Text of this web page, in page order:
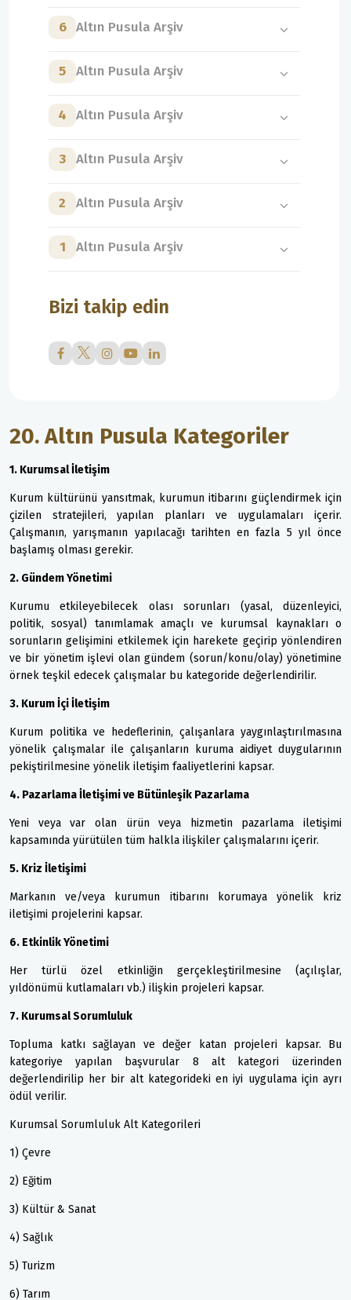
20. Altın Pusula Kategoriler
1. Kurumsal İletişim
Kurum kültürünü yansıtmak, kurumun itibarını güçlendirmek için
çizilen stratejileri, yapılan planları ve uygulamaları içerir.
Çalışmanın, yarışmanın yapılacağı tarihten en fazla 5 yıl önce
başlamış olması gerekir.
2. Gündem Yönetimi
Kurumu etkileyebilecek olası sorunları (yasal, düzenleyici,
politik, sosyal) tanımlamak amaçlı ve kurumsal kaynakları o
sorunların gelişimini etkilemek için harekete geçirip yönlendiren
ve bir yönetim işlevi olan gündem (sorun/konu/olay) yönetimine
örnek teşkil edecek çalışmalar bu kategoride değerlendirilir.
3. Kurum İçi İletişim
Kurum politika ve hedeflerinin, çalışanlara yaygınlaştırılmasına
yönelik çalışmalar ile çalışanların kuruma aidiyet duygularının
pekiştirilmesine yönelik iletişim faaliyetlerini kapsar.
4. Pazarlama İletişimi ve Bütünleşik Pazarlama
Yeni veya var olan ürün veya hizmetin pazarlama iletişimi
kapsamında yürütülen tüm halkla ilişkiler çalışmalarını içerir.
5. Kriz İletişimi
Markanın ve/veya kurumun itibarını korumaya yönelik kriz
iletişimi projelerini kapsar.
6. Etkinlik Yönetimi
Her türlü özel etkinliğin gerçekleştirilmesine (açılışlar,
yıldönümü kutlamaları vb.) ilişkin projeleri kapsar.
7. Kurumsal Sorumluluk
Topluma katkı sağlayan ve değer katan projeleri kapsar. Bu
kategoriye yapılan başvurular 8 alt kategori üzerinden
değerlendirilip her bir alt kategorideki en iyi uygulama için ayrı
ödül verilir.
Kurumsal Sorumluluk Alt Kategorileri
1) Çevre
2) Eğitim
3) Kültür & Sanat
4) Sağlık
5) Turizm
6) Tarım
6 Altın Pusula Arşiv
5 Altın Pusula Arşiv
4 Altın Pusula Arşiv
3 Altın Pusula Arşiv
2 Altın Pusula Arşiv
1 Altın Pusula Arşiv
Bizi takip edin